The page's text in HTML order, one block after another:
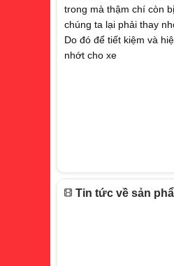
trong mà thậm chí còn
chúng ta lại phải thay
Do đó để tiết kiệm và
nhớt cho xe
Tin tức về sản